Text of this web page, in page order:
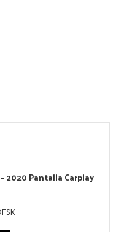
2020 Pantalla Carplay